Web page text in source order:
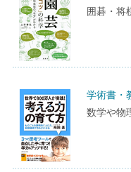
囲碁・将
学術書・
数学や物